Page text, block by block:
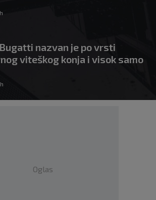
nazvan je po vrsti
viteškog konja i visok samo
Oglas